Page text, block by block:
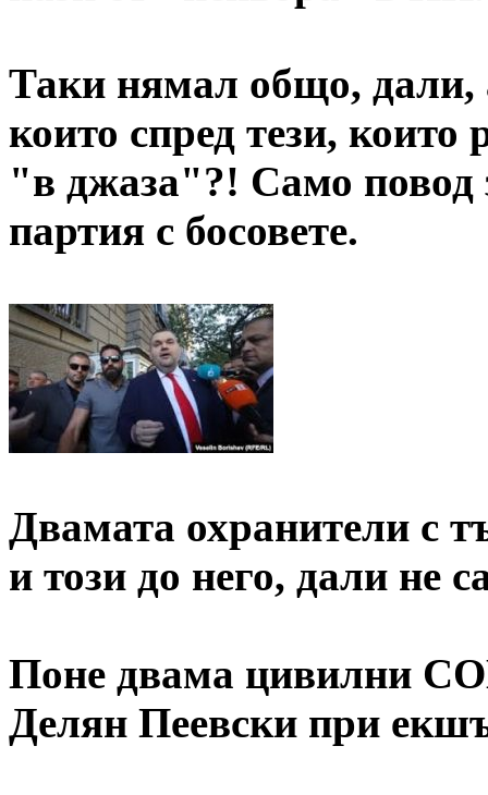
Таки нямал общо, дали,
които спред тези, които
"в джаза"?! Само повод
партия с босовете.
Двамата охранители с
и този до него, дали не
Поне двама цивилни
Делян Пеевски при